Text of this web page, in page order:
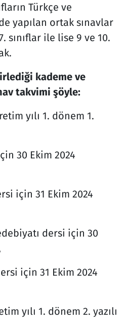
Türkçe ve
yapılan ortak sınavlar
sınıflar ile lise 9 ve 10.
kademe ve
takvimi şöyle:
yılı 1. dönem 1.
30 Ekim 2024
için 31 Ekim 2024
dersi için 30
için 31 Ekim 2024
yılı 1. dönem 2. yazılı